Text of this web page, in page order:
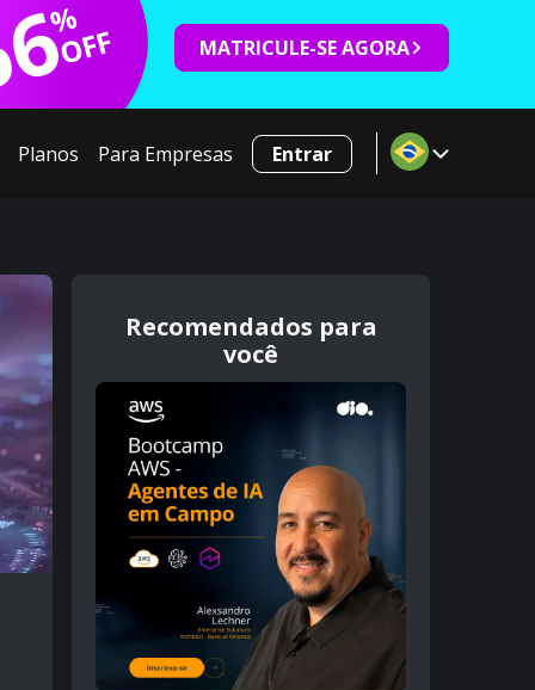
%
OFF MATRICULE-SE AGORA
Planos Para Empresas Entrar
Recomendados para
você